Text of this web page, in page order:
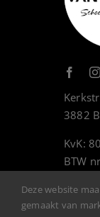
3882
KvK:
BTW
Deze website
gemaakt van